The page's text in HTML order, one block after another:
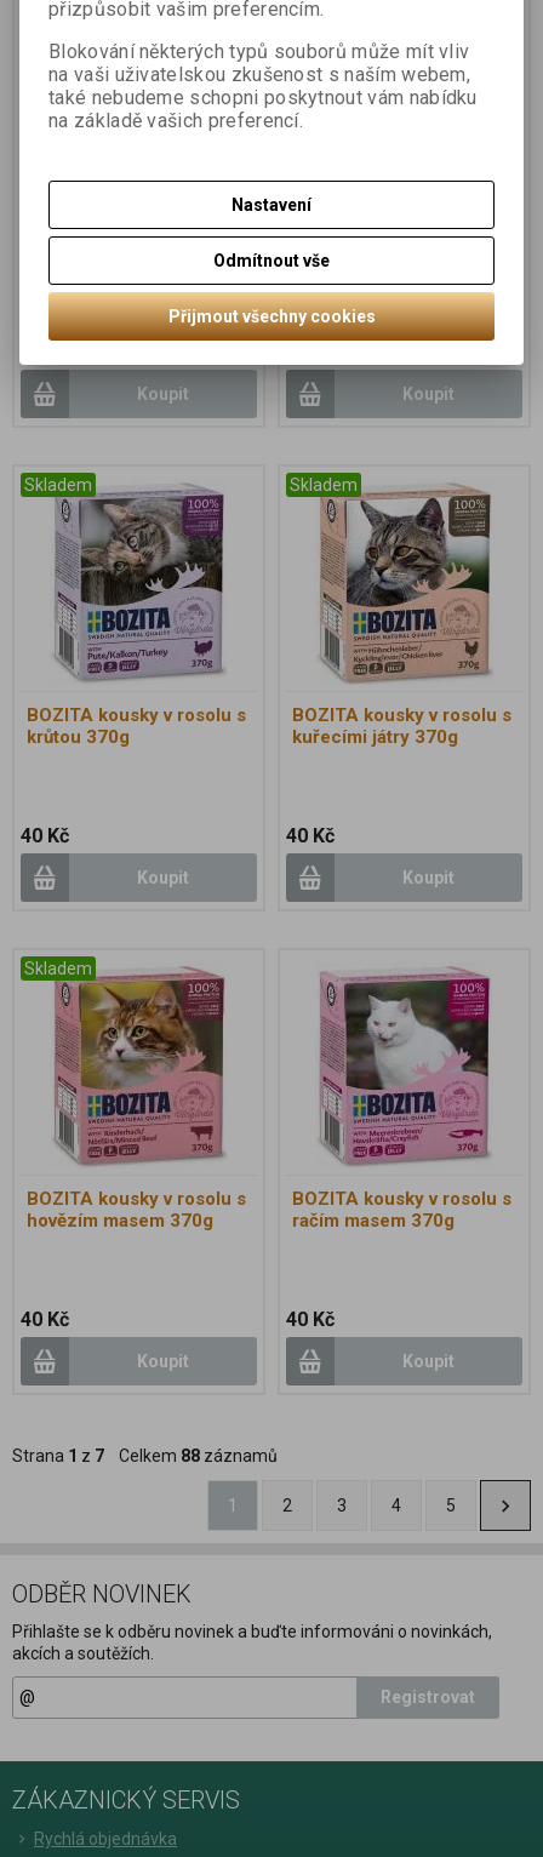
BOZITA kousky v rosolu s
Koupit
BOZITA kousky v rosolu s
kuřecím masem 370g
Koupit
Skladem
BOZITA kousky v rosolu s
krůtou 370g
40 Kč
Koupit
Skladem
BOZITA kousky v rosolu s
kuřecími játry 370g
40 Kč
Koupit
Skladem
BOZITA kousky v rosolu s
hovězím masem 370g
40 Kč
Koupit
BOZITA kousky v rosolu s
račím masem 370g
40 Kč
Koupit
Strana 1 z 7 Celkem 88 záznamů
1 2 3 4 5
ODBĚR NOVINEK
Přihlašte se k odběru novinek a buďte informováni o novinkách,
akcích a soutěžích.
Registrovat
ZÁKAZNICKÝ SERVIS
Rychlá objednávka
přizpůsobit vašim preferencím.
Blokování některých typů souborů může mít vliv
na vaši uživatelskou zkušenost s naším webem,
také nebudeme schopni poskytnout vám nabídku
na základě vašich preferencí.
Nastavení
Odmítnout vše
Přijmout všechny cookies